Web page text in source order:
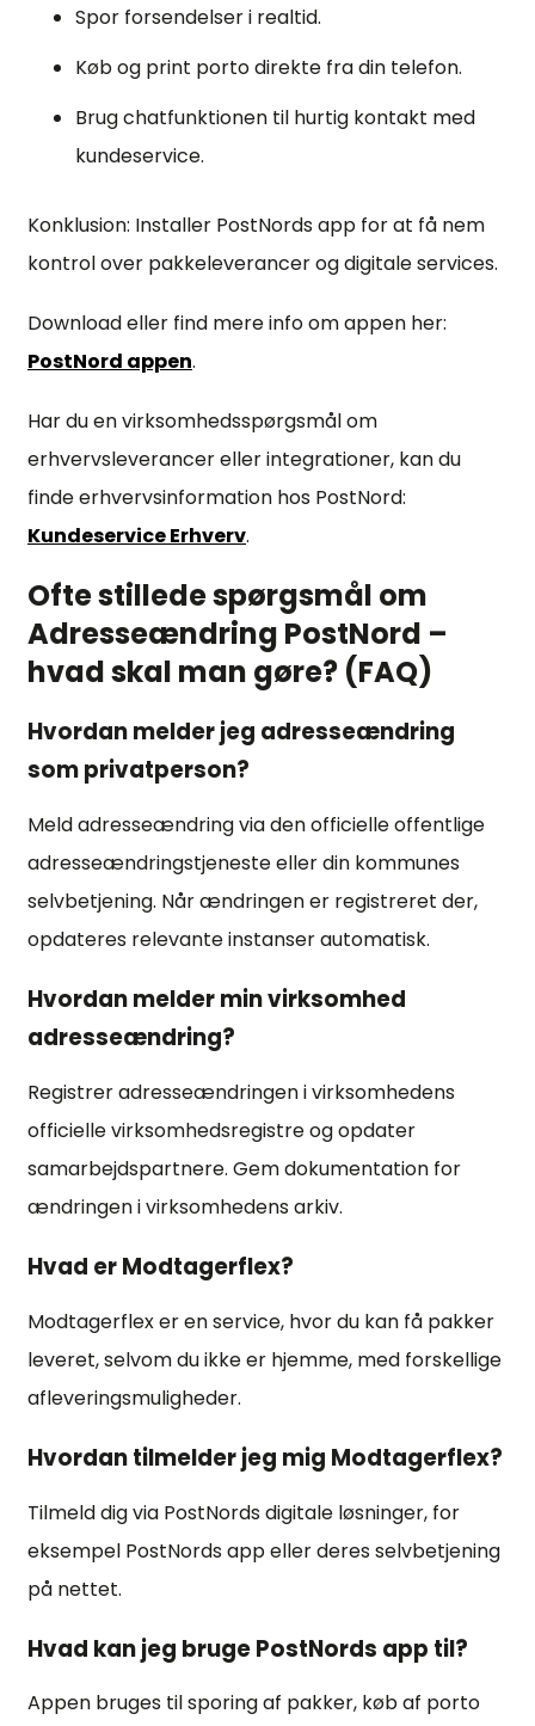
Spor forsendelser i realtid.
Køb og print porto direkte fra din telefon.
Brug chatfunktionen til hurtig kontakt med
kundeservice.
Konklusion: Installer PostNords app for at få nem
kontrol over pakkeleverancer og digitale services.
Download eller find mere info om appen her:
PostNord appen.
Har du en virksomhedsspørgsmål om
erhvervsleverancer eller integrationer, kan du
finde erhvervsinformation hos PostNord:
Kundeservice Erhverv.
Ofte stillede spørgsmål om
Adresseændring PostNord –
hvad skal man gøre? (FAQ)
Hvordan melder jeg adresseændring
som privatperson?
Meld adresseændring via den officielle offentlige
adresseændringstjeneste eller din kommunes
selvbetjening. Når ændringen er registreret der,
opdateres relevante instanser automatisk.
Hvordan melder min virksomhed
adresseændring?
Registrer adresseændringen i virksomhedens
officielle virksomhedsregistre og opdater
samarbejdspartnere. Gem dokumentation for
ændringen i virksomhedens arkiv.
Hvad er Modtagerflex?
Modtagerflex er en service, hvor du kan få pakker
leveret, selvom du ikke er hjemme, med forskellige
afleveringsmuligheder.
Hvordan tilmelder jeg mig Modtagerflex?
Tilmeld dig via PostNords digitale løsninger, for
eksempel PostNords app eller deres selvbetjening
på nettet.
Hvad kan jeg bruge PostNords app til?
Appen bruges til sporing af pakker, køb af porto